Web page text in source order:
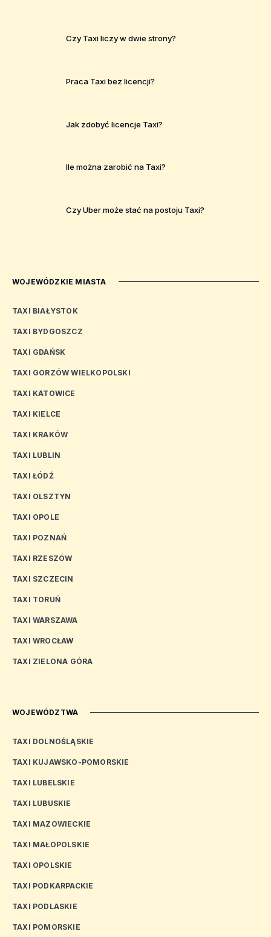
Czy Taxi liczy w dwie strony?
Praca Taxi bez licencji?
Jak zdobyć licencje Taxi?
Ile można zarobić na Taxi?
Czy Uber może stać na postoju Taxi?
WOJEWÓDZKIE MIASTA
TAXI BIAŁYSTOK
TAXI BYDGOSZCZ
TAXI GDAŃSK
TAXI GORZÓW WIELKOPOLSKI
TAXI KATOWICE
TAXI KIELCE
TAXI KRAKÓW
TAXI LUBLIN
TAXI ŁÓDŹ
TAXI OLSZTYN
TAXI OPOLE
TAXI POZNAŃ
TAXI RZESZÓW
TAXI SZCZECIN
TAXI TORUŃ
TAXI WARSZAWA
TAXI WROCŁAW
TAXI ZIELONA GÓRA
WOJEWÓDZTWA
TAXI DOLNOŚLĄSKIE
TAXI KUJAWSKO-POMORSKIE
TAXI LUBELSKIE
TAXI LUBUSKIE
TAXI MAZOWIECKIE
TAXI MAŁOPOLSKIE
TAXI OPOLSKIE
TAXI PODKARPACKIE
TAXI PODLASKIE
TAXI POMORSKIE